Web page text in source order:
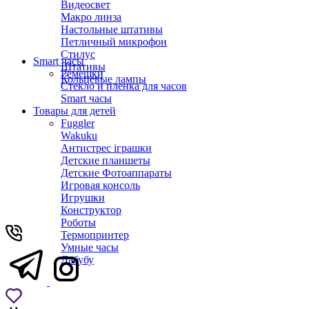
Видеосвет
Макро линза
Настольные штативы
Петличный микрофон
Стилус
Штативы
Кольцевые лампы
Smart часы
Ремешки
Стекло и пленка для часов
Smart часы
Товары для детей
Fuggler
Wakuku
Антистрес іграшки
Детские планшеты
Детские Фотоаппараты
Игровая консоль
Игрушки
Конструктор
Роботы
Термопринтер
Умные часы
Лабубу